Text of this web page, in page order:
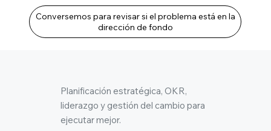
Conversemos para revisar si el problema está en la
dirección de fondo
Planificación estratégica, OKR,
liderazgo y gestión del cambio para
ejecutar mejor.